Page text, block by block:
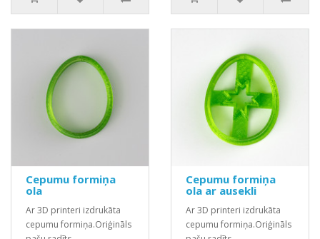
Cepumu formiņa
ola
Ar 3D printeri izdrukāta
cepumu formiņa.Oriģināls
Cepumu formiņa
ola ar ausekli
Ar 3D printeri izdrukāta
cepumu formiņa.Oriģināls